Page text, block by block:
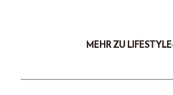
MEHR ZU LIFESTYLE